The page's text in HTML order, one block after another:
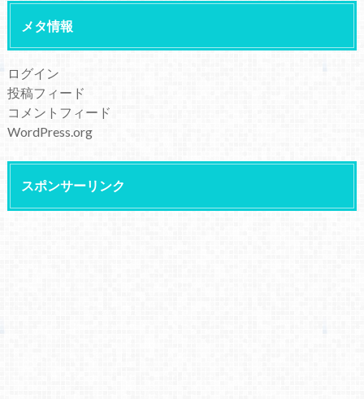
メタ情報
ログイン
投稿フィード
コメントフィード
WordPress.org
スポンサーリンク